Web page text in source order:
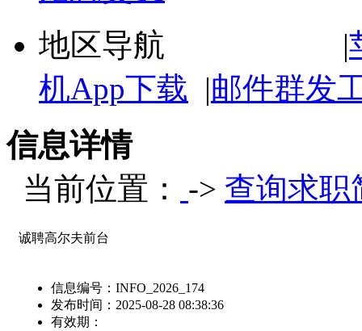
地区导航 |
机App下载 |邮件群发
信息详情
当前位置：
-> 查询求职
诚聘高尔夫前台
信息编号： INFO_2026_174
发布时间： 2025-08-28 08:38:36
有效期：